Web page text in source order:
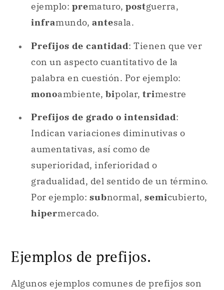
ejemplo: prematuro, postguerra,
inframundo, antesala.
Prefijos de cantidad: Tienen que ver
con un aspecto cuantitativo de la
palabra en cuestión. Por ejemplo:
monoambiente, bipolar, trimestre
Prefijos de grado o intensidad:
Indican variaciones diminutivas o
aumentativas, así como de
superioridad, inferioridad o
gradualidad, del sentido de un término.
Por ejemplo: subnormal, semicubierto,
hipermercado.
Ejemplos de prefijos.
Algunos ejemplos comunes de prefijos son